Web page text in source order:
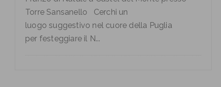
Torre Sansanello Cerchi un
luogo suggestivo nel cuore della Puglia
per festeggiare il N...